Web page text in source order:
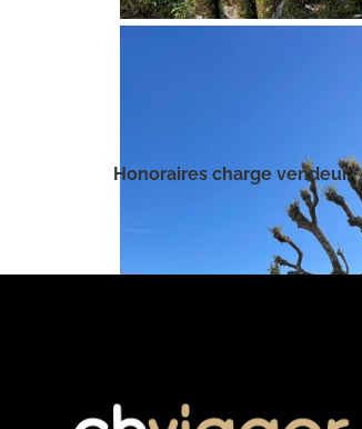
Honoraires charge vendeur